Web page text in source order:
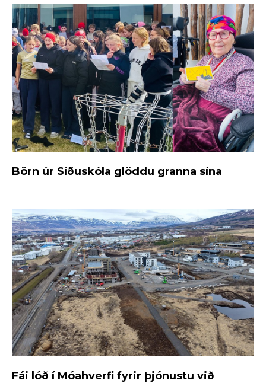
Börn úr Síðuskóla glöddu granna sína
Fái lóð í Móahverfi fyrir þjónustu við